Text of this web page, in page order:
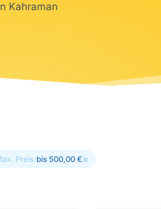
Kahraman
Preis:bis 500,00 €×